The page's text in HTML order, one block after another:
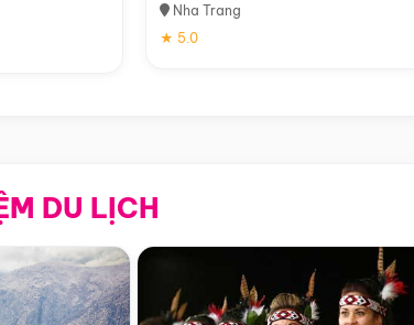
Nha Trang
★ 5.0
DU LỊCH